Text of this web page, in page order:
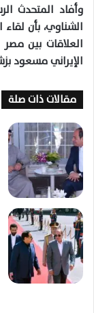
وأفاد المتحدث
الشناوي، بأن لقاء
العلاقات بين مصر
الإيراني مسعود
مقالات ذات صلة